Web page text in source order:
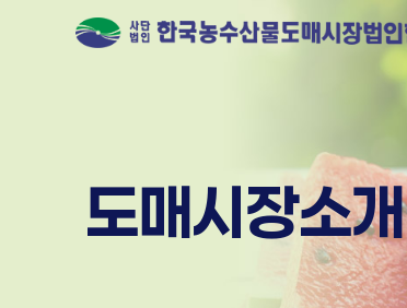
도매시장소개